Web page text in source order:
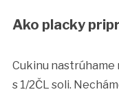
Ako placky
Cukinu nastrúhame
s 1/2ČL soli.